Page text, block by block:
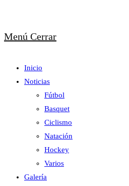
Menú Cerrar
Inicio
Noticias
Fútbol
Basquet
Ciclismo
Natación
Hockey
Varios
Galería